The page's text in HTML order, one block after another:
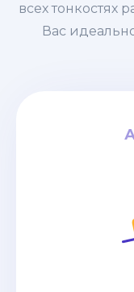
всех тонкостях
Вас